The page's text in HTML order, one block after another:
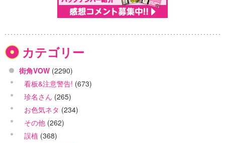
カテゴリー
街角VOW (2290)
看板&注意警告! (673)
珍名さん (265)
お色気ネタ (234)
その他 (262)
誤植 (368)